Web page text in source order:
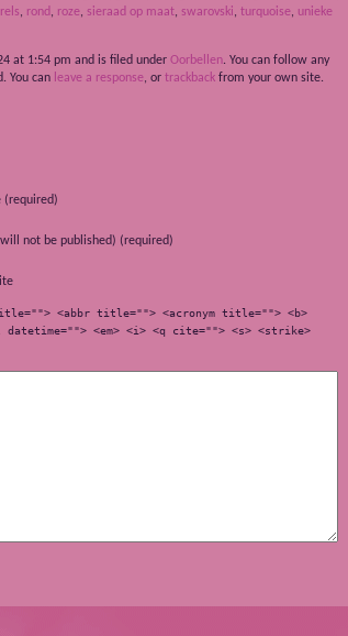
, rond , roze, sieraad op maat, swarovski, turquoise, unieke
at 1:54 pm and is filed under Oorbellen. You can follow any
You can leave a response, or trackback from your own site.
(required)
not be published) (required)
<abbr title=""> <acronym title=""> <b>
<em> <i> <q cite=""> <s> <strike>